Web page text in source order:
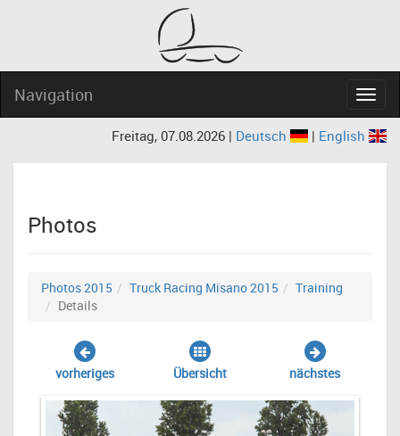
Navigation
Freitag, 07.08.2026 | Deutsch | English
Photos
Photos 2015 Truck Racing Misano 2015
Training
Details
vorheriges Übersicht nächstes